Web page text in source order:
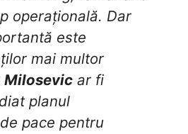
operațională. Dar
este
mai multor
Milosevic ar fi
planul
pace pentru